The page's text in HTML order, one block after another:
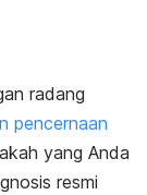
radang
pencernaan
yang Anda
resmi